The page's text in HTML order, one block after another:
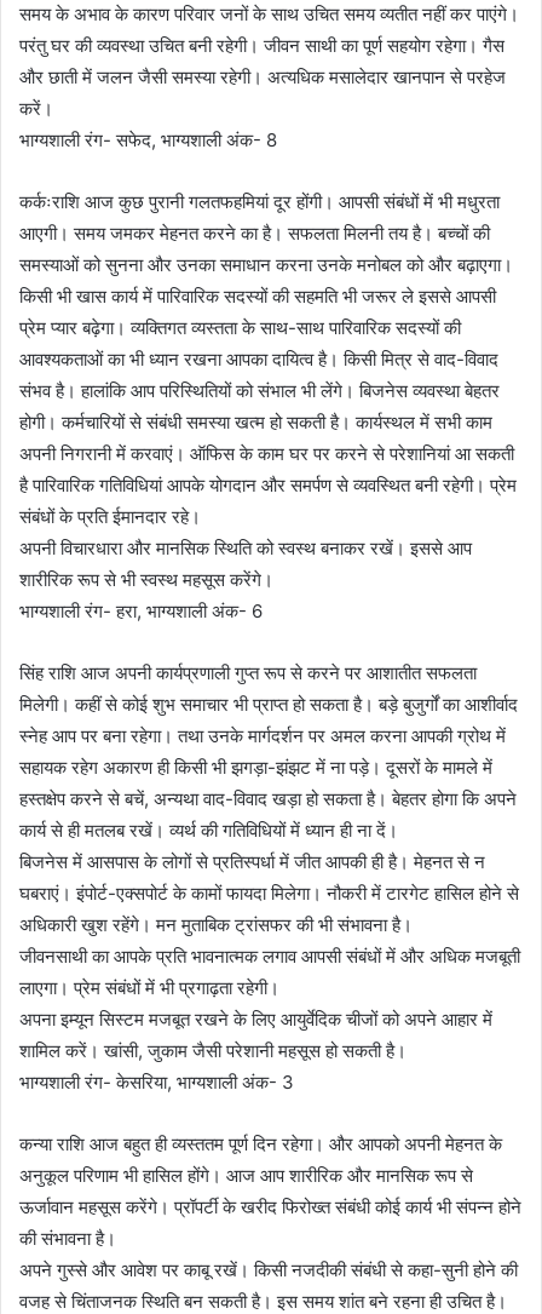
समय के अभाव के कारण परिवार जनों के साथ उचित समय व्यतीत नहीं कर पाएंगे।
परंतु घर की व्यवस्था उचित बनी रहेगी। जीवन साथी का पूर्ण सहयोग रहेगा। गैस
और छाती में जलन जैसी समस्या रहेगी। अत्यधिक मसालेदार खानपान से परहेज
करें।
भाग्यशाली रंग- सफेद, भाग्यशाली अंक- 8
कर्कःराशि आज कुछ पुरानी गलतफहमियां दूर होंगी। आपसी संबंधों में भी मधुरता
आएगी। समय जमकर मेहनत करने का है। सफलता मिलनी तय है। बच्चों की
समस्याओं को सुनना और उनका समाधान करना उनके मनोबल को और बढ़ाएगा।
किसी भी खास कार्य में पारिवारिक सदस्यों की सहमति भी जरूर ले इससे आपसी
प्रेम प्यार बढ़ेगा। व्यक्तिगत व्यस्तता के साथ-साथ पारिवारिक सदस्यों की
आवश्यकताओं का भी ध्यान रखना आपका दायित्व है। किसी मित्र से वाद-विवाद
संभव है। हालांकि आप परिस्थितियों को संभाल भी लेंगे। बिजनेस व्यवस्था बेहतर
होगी। कर्मचारियों से संबंधी समस्या खत्म हो सकती है। कार्यस्थल में सभी काम
अपनी निगरानी में करवाएं। ऑफिस के काम घर पर करने से परेशानियां आ सकती
है पारिवारिक गतिविधियां आपके योगदान और समर्पण से व्यवस्थित बनी रहेगी। प्रेम
संबंधों के प्रति ईमानदार रहे।
अपनी विचारधारा और मानसिक स्थिति को स्वस्थ बनाकर रखें। इससे आप
शारीरिक रूप से भी स्वस्थ महसूस करेंगे।
भाग्यशाली रंग- हरा, भाग्यशाली अंक- 6
सिंह राशि आज अपनी कार्यप्रणाली गुप्त रूप से करने पर आशातीत सफलता
मिलेगी। कहीं से कोई शुभ समाचार भी प्राप्त हो सकता है। बड़े बुजुर्गों का आशीर्वाद
स्नेह आप पर बना रहेगा। तथा उनके मार्गदर्शन पर अमल करना आपकी ग्रोथ में
सहायक रहेग अकारण ही किसी भी झगड़ा-झंझट में ना पड़े। दूसरों के मामले में
हस्तक्षेप करने से बचें, अन्यथा वाद-विवाद खड़ा हो सकता है। बेहतर होगा कि अपने
कार्य से ही मतलब रखें। व्यर्थ की गतिविधियों में ध्यान ही ना दें।
बिजनेस में आसपास के लोगों से प्रतिस्पर्धा में जीत आपकी ही है। मेहनत से न
घबराएं। इंपोर्ट-एक्सपोर्ट के कामों फायदा मिलेगा। नौकरी में टारगेट हासिल होने से
अधिकारी खुश रहेंगे। मन मुताबिक ट्रांसफर की भी संभावना है।
जीवनसाथी का आपके प्रति भावनात्मक लगाव आपसी संबंधों में और अधिक मजबूती
लाएगा। प्रेम संबंधों में भी प्रगाढ़ता रहेगी।
अपना इम्यून सिस्टम मजबूत रखने के लिए आयुर्वेदिक चीजों को अपने आहार में
शामिल करें। खांसी, जुकाम जैसी परेशानी महसूस हो सकती है।
भाग्यशाली रंग- केसरिया, भाग्यशाली अंक- 3
कन्या राशि आज बहुत ही व्यस्ततम पूर्ण दिन रहेगा। और आपको अपनी मेहनत के
अनुकूल परिणाम भी हासिल होंगे। आज आप शारीरिक और मानसिक रूप से
ऊर्जावान महसूस करेंगे। प्रॉपर्टी के खरीद फिरोख्त संबंधी कोई कार्य भी संपन्न होने
की संभावना है।
अपने गुस्से और आवेश पर काबू रखें। किसी नजदीकी संबंधी से कहा-सुनी होने की
वजह से चिंताजनक स्थिति बन सकती है। इस समय शांत बने रहना ही उचित है।